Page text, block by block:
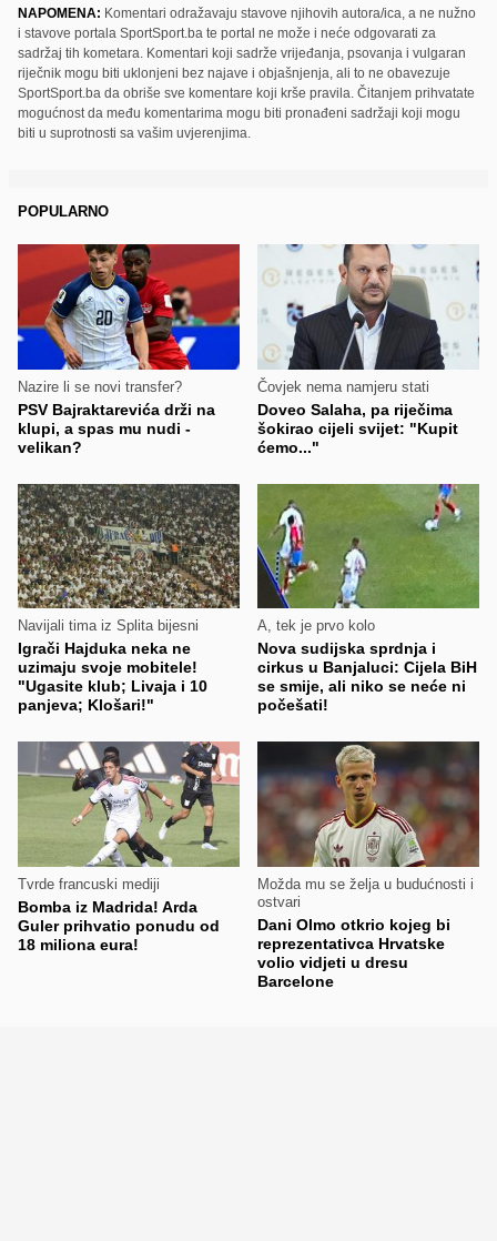
NAPOMENA: Komentari odražavaju stavove njihovih autora/ica, a ne nužno
i stavove portala SportSport.ba te portal ne može i neće odgovarati za
sadržaj tih kometara. Komentari koji sadrže vrijeđanja, psovanja i vulgaran
riječnik mogu biti uklonjeni bez najave i objašnjenja, ali to ne obavezuje
SportSport.ba da obriše sve komentare koji krše pravila. Čitanjem prihvatate
mogućnost da među komentarima mogu biti pronađeni sadržaji koji mogu
biti u suprotnosti sa vašim uvjerenjima.
POPULARNO
Nazire li se novi transfer?
PSV Bajraktarevića drži na
klupi, a spas mu nudi -
velikan?
Čovjek nema namjeru stati
Doveo Salaha, pa riječima
šokirao cijeli svijet: "Kupit
ćemo..."
Navijali tima iz Splita bijesni
Igrači Hajduka neka ne
uzimaju svoje mobitele!
"Ugasite klub; Livaja i 10
panjeva; Klošari!"
A, tek je prvo kolo
Nova sudijska sprdnja i
cirkus u Banjaluci: Cijela BiH
se smije, ali niko se neće ni
počešati!
Tvrde francuski mediji
Bomba iz Madrida! Arda
Guler prihvatio ponudu od
18 miliona eura!
Možda mu se želja u budućnosti i
ostvari
Dani Olmo otkrio kojeg bi
reprezentativca Hrvatske
volio vidjeti u dresu
Barcelone